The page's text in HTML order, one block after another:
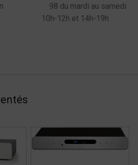
98 du mardi au samedi
10h-12h et 14h-19h